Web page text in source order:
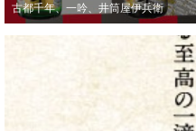
古都千年、一吟、井筒屋伊兵衛